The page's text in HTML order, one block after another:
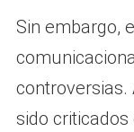
Sin embargo,
sido